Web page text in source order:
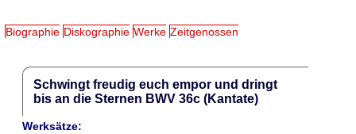
Biographie Diskographie Werke Zeitgenossen
Schwingt freudig euch empor und dringt
bis an die Sternen BWV 36c (Kantate)
Werksätze: